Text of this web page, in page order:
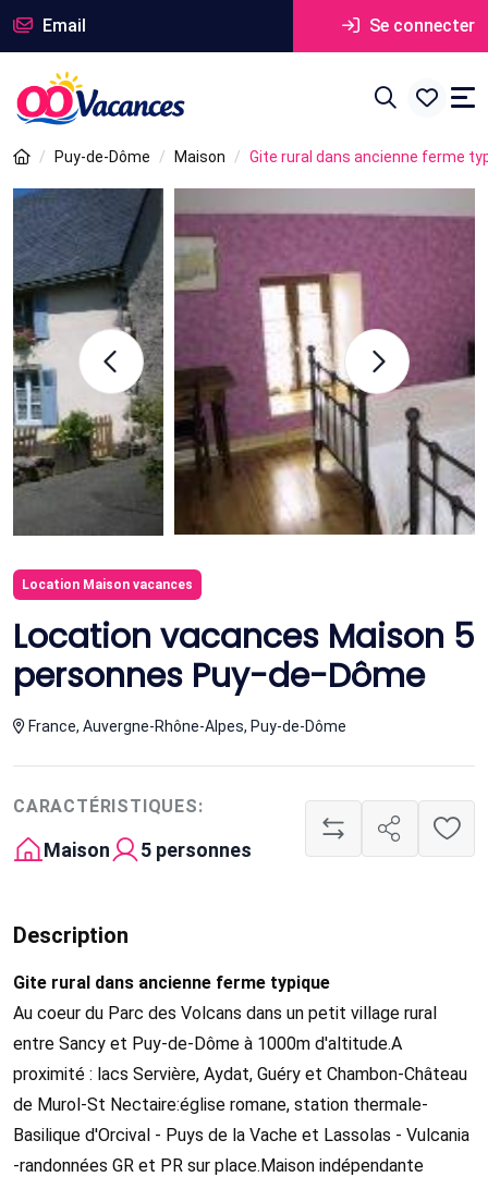
Email Se connecter
Puy-de-Dôme Maison Gite rural dans ancienne ferme
Location Maison vacances
Location vacances Maison 5
personnes Puy-de-Dôme
France, Auvergne-Rhône-Alpes, Puy-de-Dôme
CARACTÉRISTIQUES:
Maison 5 personnes
Description
Gite rural dans ancienne ferme typique
Au coeur du Parc des Volcans dans un petit village rural
entre Sancy et Puy-de-Dôme à 1000m d'altitude.A
proximité : lacs Servière, Aydat, Guéry et Chambon-Château
de Murol-St Nectaire:église romane, station thermale-
Basilique d'Orcival - Puys de la Vache et Lassolas - Vulcania
-randonnées GR et PR sur place.Maison indépendante